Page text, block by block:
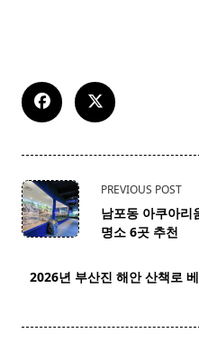
<span
class="nav-
subtitle
reader-
PREVIOUS POST
남포동 아쿠아리
명소 6곳 추천
2026년 부산진 해안 산책로